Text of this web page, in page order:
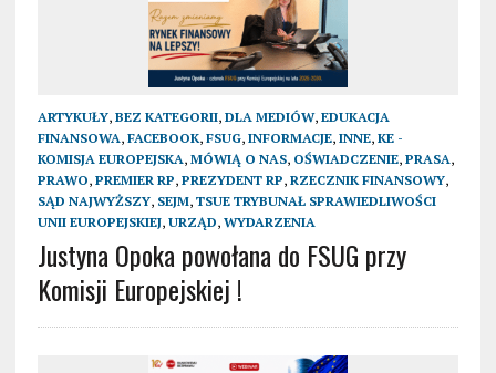
ARTYKUŁY, BEZ KATEGORII, DLA MEDIÓW, EDUKACJA
FINANSOWA, FACEBOOK, FSUG, INFORMACJE, INNE, KE -
KOMISJA EUROPEJSKA, MÓWIĄ O NAS, OŚWIADCZENIE, PRASA,
PRAWO, PREMIER RP, PREZYDENT RP, RZECZNIK FINANSOWY,
SĄD NAJWYŻSZY, SEJM, TSUE TRYBUNAŁ SPRAWIEDLIWOŚCI
UNII EUROPEJSKIEJ, URZĄD, WYDARZENIA
Justyna Opoka powołana do FSUG przy
Komisji Europejskiej !